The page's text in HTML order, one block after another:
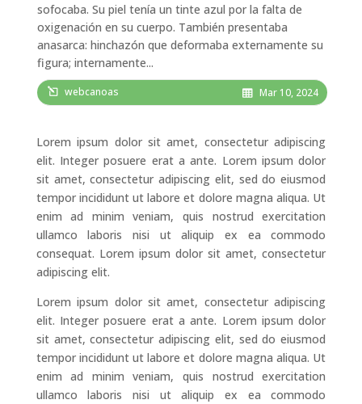
webcanoas Mar 10, 2024
sofocaba. Su piel tenía un tinte azul por la falta de
oxigenación en su cuerpo. También presentaba
anasarca: hinchazón que deformaba externamente su
figura; internamente...
Lorem ipsum dolor sit amet, consectetur adipiscing
elit. Integer posuere erat a ante. Lorem ipsum dolor
sit amet, consectetur adipiscing elit, sed do eiusmod
tempor incididunt ut labore et dolore magna aliqua. Ut
enim ad minim veniam, quis nostrud exercitation
ullamco laboris nisi ut aliquip ex ea commodo
consequat. Lorem ipsum dolor sit amet, consectetur
adipiscing elit.
Lorem ipsum dolor sit amet, consectetur adipiscing
elit. Integer posuere erat a ante. Lorem ipsum dolor
sit amet, consectetur adipiscing elit, sed do eiusmod
tempor incididunt ut labore et dolore magna aliqua. Ut
enim ad minim veniam, quis nostrud exercitation
ullamco laboris nisi ut aliquip ex ea commodo